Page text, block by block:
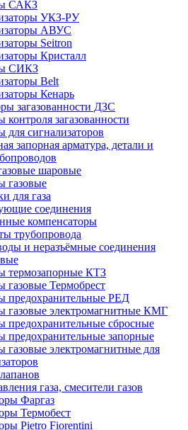
САКЗ
УКЗ-РУ
АВУС
Seitron
Кристалл
СИКЗ
Belt
Кенарь
загазованности ДЗС
контроля загазованности
для сигнализаторов
запорная арматура, детали и
шаровые
газовые
для газа
соединения
компенсаторы
трубопровода
и неразъёмные соединения
термозапорные КТЗ
газовые Термобрест
предохранительные РЕД
газовые электромагнитные КМГ
предохранительные сбросные
предохранительные запорные
газовые электромагнитные для
газа, смесители газов
Фаргаз
Термобест
Pietro Fiorentini